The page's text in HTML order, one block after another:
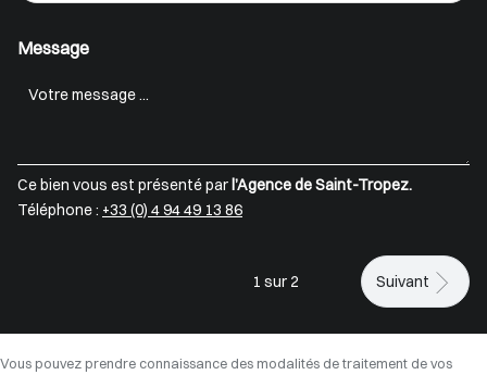
Message
Ce bien vous est présenté par l’Agence de Saint-Tropez.
Téléphone : +33 (0) 4 94 49 13 86
1 sur 2 Suivant
Vous pouvez prendre connaissance des modalités de traitement de vos